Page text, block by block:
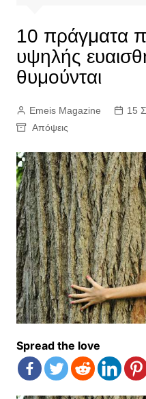
10 πράγματα
υψηλής
θυμούνται
Emeis Magazine 15
Απόψεις
Spread the love